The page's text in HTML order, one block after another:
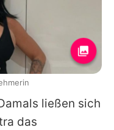
ließen sich
das